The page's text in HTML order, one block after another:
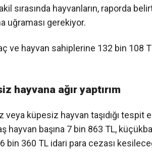
sırasında hayvanların, raporda
uğraması gerekiyor.
ve hayvan sahiplerine 132 bin 108
hayvana ağır yaptırım
küpesiz hayvan taşıdığı tespit
hayvan başına 7 bin 863 TL,
bin 360 TL idari para cezası